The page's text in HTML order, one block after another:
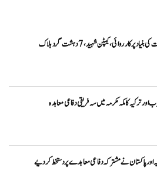
پر کارروائی، کیپٹن شہید، 7 دہشت گرد ہلاک
ترکیہ کا مکہ مکرمہ میں سہ فریقی دفاعی معاہدہ
پاکستان نے مشترکہ دفاعی معاہدے پر دستخط کر دیے